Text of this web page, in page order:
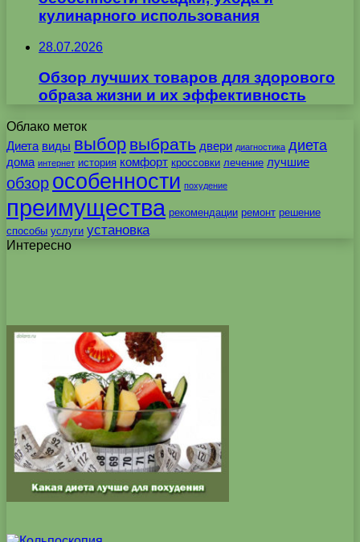
кулинарного использования
28.07.2026
Обзор лучших товаров для здорового
образа жизни и их эффективность
Облако меток
Диета виды выбор выбрать двери диагностика диета
дома интернет история комфорт кроссовки лечение лучшие
обзор особенности похудение
преимущества рекомендации ремонт решение
способы услуги установка
Интересно